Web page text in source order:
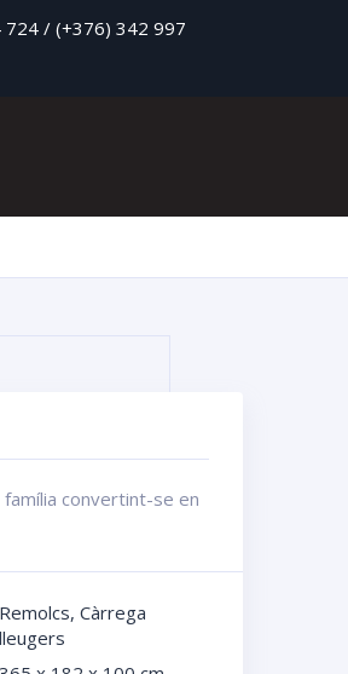
724 / (+376) 342 997
família convertint-se en
Remolcs, Càrrega
lleugers